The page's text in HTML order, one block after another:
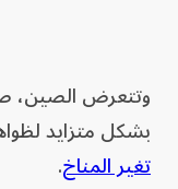
وتتعرض الصين،
بشكل متزايد
تغير ‌المناخ.